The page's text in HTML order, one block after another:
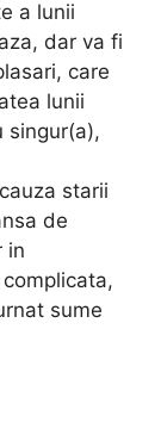
a lunii
dar va fi
care
lunii
singur(a),
starii
de
in
sume